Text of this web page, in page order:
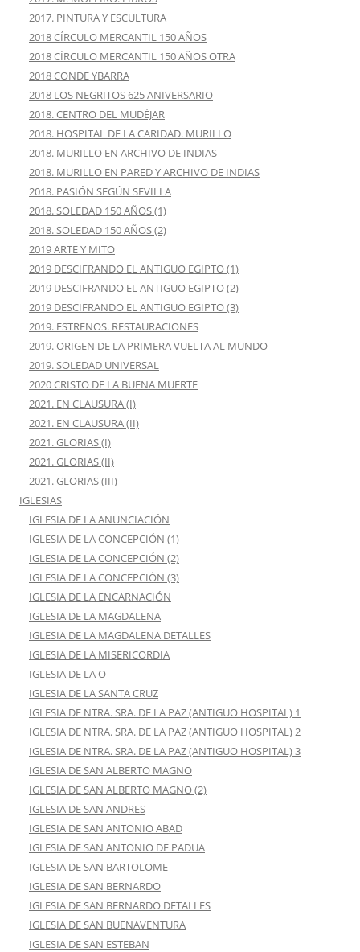
2017. PINTURA Y ESCULTURA
2018 CÍRCULO MERCANTIL 150 AÑOS
2018 CÍRCULO MERCANTIL 150 AÑOS OTRA
2018 CONDE YBARRA
2018 LOS NEGRITOS 625 ANIVERSARIO
2018. CENTRO DEL MUDÉJAR
2018. HOSPITAL DE LA CARIDAD. MURILLO
2018. MURILLO EN ARCHIVO DE INDIAS
2018. MURILLO EN PARED Y ARCHIVO DE INDIAS
2018. PASIÓN SEGÚN SEVILLA
2018. SOLEDAD 150 AÑOS (1)
2018. SOLEDAD 150 AÑOS (2)
2019 ARTE Y MITO
2019 DESCIFRANDO EL ANTIGUO EGIPTO (1)
2019 DESCIFRANDO EL ANTIGUO EGIPTO (2)
2019 DESCIFRANDO EL ANTIGUO EGIPTO (3)
2019. ESTRENOS. RESTAURACIONES
2019. ORIGEN DE LA PRIMERA VUELTA AL MUNDO
2019. SOLEDAD UNIVERSAL
2020 CRISTO DE LA BUENA MUERTE
2021. EN CLAUSURA (I)
2021. EN CLAUSURA (II)
2021. GLORIAS (I)
2021. GLORIAS (II)
2021. GLORIAS (III)
IGLESIAS
IGLESIA DE LA ANUNCIACIÓN
IGLESIA DE LA CONCEPCIÓN (1)
IGLESIA DE LA CONCEPCIÓN (2)
IGLESIA DE LA CONCEPCIÓN (3)
IGLESIA DE LA ENCARNACIÓN
IGLESIA DE LA MAGDALENA
IGLESIA DE LA MAGDALENA DETALLES
IGLESIA DE LA MISERICORDIA
IGLESIA DE LA O
IGLESIA DE LA SANTA CRUZ
IGLESIA DE NTRA. SRA. DE LA PAZ (ANTIGUO HOSPITAL) 1
IGLESIA DE NTRA. SRA. DE LA PAZ (ANTIGUO HOSPITAL) 2
IGLESIA DE NTRA. SRA. DE LA PAZ (ANTIGUO HOSPITAL) 3
IGLESIA DE SAN ALBERTO MAGNO
IGLESIA DE SAN ALBERTO MAGNO (2)
IGLESIA DE SAN ANDRES
IGLESIA DE SAN ANTONIO ABAD
IGLESIA DE SAN ANTONIO DE PADUA
IGLESIA DE SAN BARTOLOME
IGLESIA DE SAN BERNARDO
IGLESIA DE SAN BERNARDO DETALLES
IGLESIA DE SAN BUENAVENTURA
IGLESIA DE SAN ESTEBAN